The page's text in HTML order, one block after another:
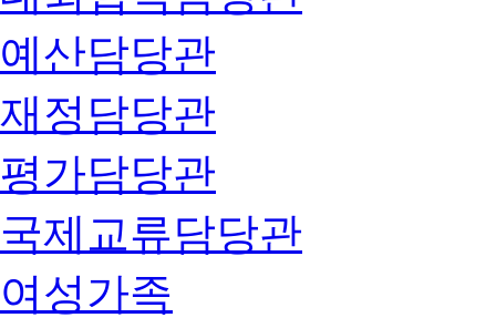
예산담당관
재정담당관
평가담당관
국제교류담당관
여성가족